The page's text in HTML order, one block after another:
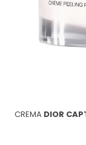
CREMA DIOR